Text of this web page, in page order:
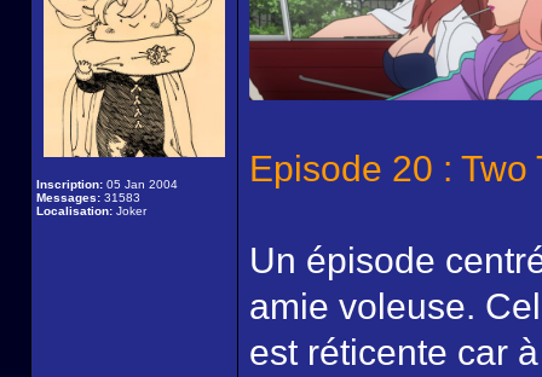
Inscription: 05 Jan 2004
Messages: 31583
Localisation: Joker
Episode 20 : Two
Un épisode
amie voleuse.
est réticente car